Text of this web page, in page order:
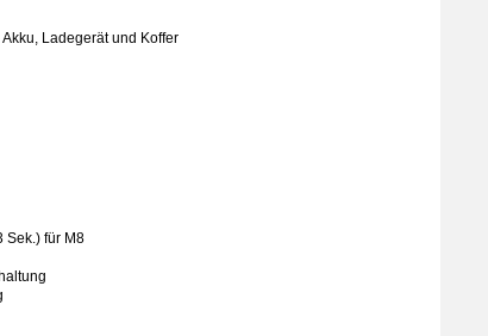
Ladegerät und Koffer
Sek.) für M8